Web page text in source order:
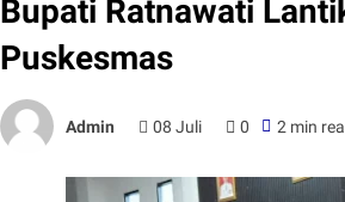
Bupati Ratnawati
Puskesmas
Admin 08 Juli 0 2 min